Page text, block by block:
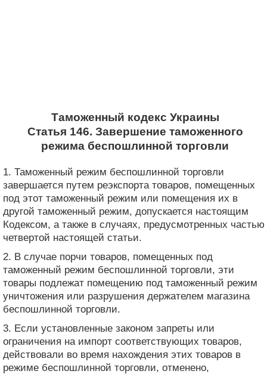
Таможенный кодекс Украины
Статья 146. Завершение таможенного
режима беспошлинной торговли
1. Таможенный режим беспошлинной торговли
завершается путем реэкспорта товаров, помещенных
под этот таможенный режим или помещения их в
другой таможенный режим, допускается настоящим
Кодексом, а также в случаях, предусмотренных частью
четвертой настоящей статьи.
2. В случае порчи товаров, помещенных под
таможенный режим беспошлинной торговли, эти
товары подлежат помещению под таможенный режим
уничтожения или разрушения держателем магазина
беспошлинной торговли.
3. Если установленные законом запреты или
ограничения на импорт соответствующих товаров,
действовали во время нахождения этих товаров в
режиме беспошлинной торговли, отменено,